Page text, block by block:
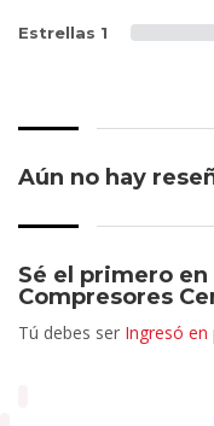
Estrellas 1
Aún no hay
Sé el primero
Compresores
Tú debes ser Ingresó en